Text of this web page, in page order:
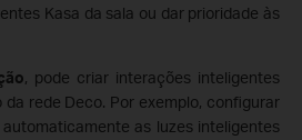
Kasa da sala ou dar prioridade às
, pode criar interações inteligentes
rede Deco. Por exemplo, configurar
as luzes inteligentes